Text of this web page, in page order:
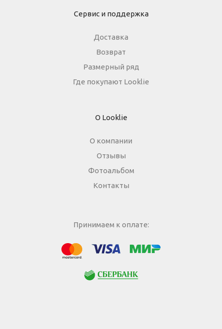
Сервис и поддержка
Доставка
Возврат
Размерный ряд
Где покупают Looklie
О Looklie
О компании
Отзывы
Фотоальбом
Контакты
Принимаем к оплате: